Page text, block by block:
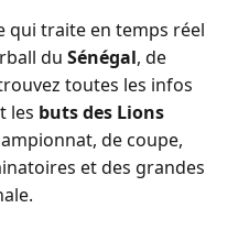
qui traite en temps réel
du Sénégal, de
toutes les infos
les buts des Lions
de coupe,
et des grandes